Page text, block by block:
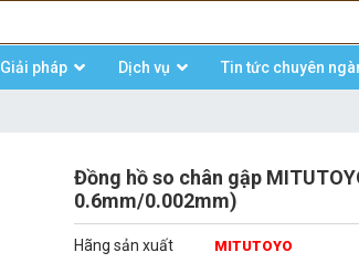
Giải pháp Dịch vụ Tin tức chuyên
Đồng hồ so chân gập
0.6mm/0.002mm)
Hãng sản xuất MITUTOYO